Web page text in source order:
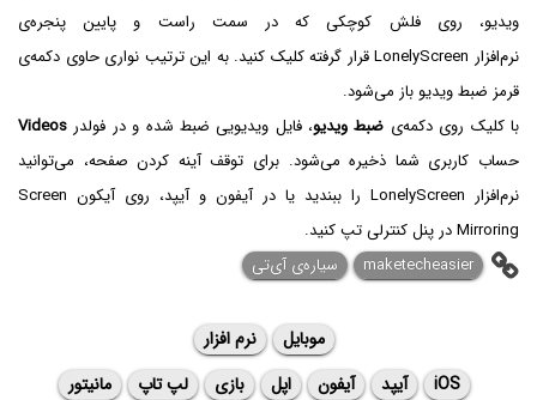
ویدیو، روی فلش کوچکی که در سمت راست و پایین پنجره‌ی
نرم‌افزار LonelyScreen قرار گرفته کلیک کنید. به این ترتیب نواری حاوی دکمه‌ی
قرمز ضبط ویدیو باز می‌شود.
با کلیک روی دکمه‌ی ضبط ویدیو، فایل ویدیویی ضبط شده و در فولدر Videos
حساب کاربری شما ذخیره می‌شود. برای توقف آینه کردن صفحه، می‌توانید
نرم‌افزار LonelyScreen را ببندید یا در آیفون و آیپد، روی آیکون Screen
Mirroring در پنل کنترلی تپ کنید.
maketecheasier
سیاره‌ی آی‌تی
موبایل
نرم افزار
iOS
آیپد آیفون اپل بازی لپ تاپ
مانیتور